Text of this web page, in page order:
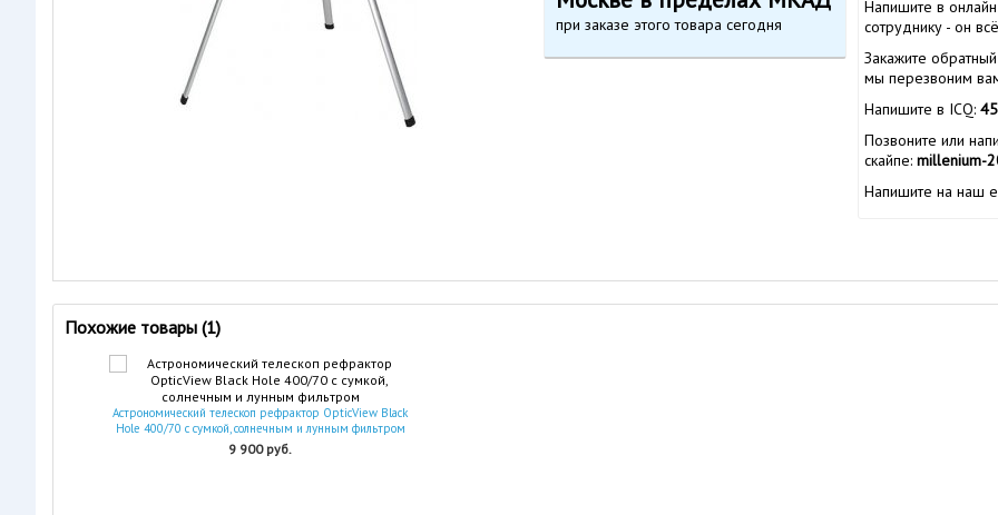
при заказе этого товара сегодня
Напишите в
сотруднику - он
Закажите
мы перезвоним
Напишите в ICQ:
Позвоните или
скайпе: millenium-
Напишите на наш
Похожие товары (1)
Астрономический телескоп рефрактор OpticView Black
Hole 400/70 с сумкой, солнечным и лунным фильтром
9 900 руб.